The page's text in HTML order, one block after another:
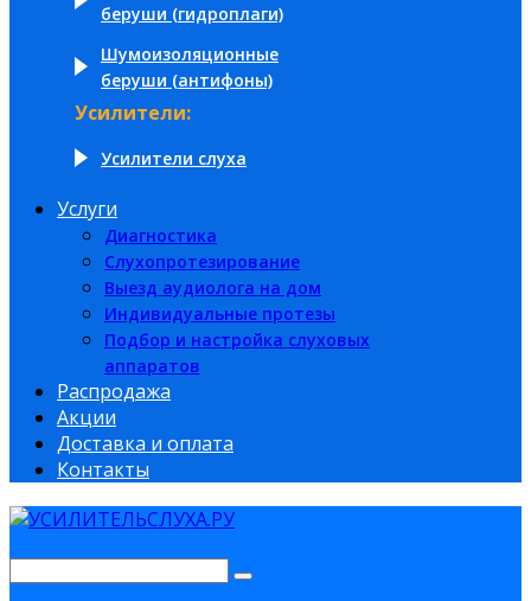
беруши (гидроплаги)
Шумоизоляционные
беруши (антифоны)
Усилители:
Усилители слуха
Услуги
Диагностика
Слухопротезирование
Выезд аудиолога на дом
Индивидуальные протезы
Подбор и настройка слуховых
аппаратов
Распродажа
Акции
Доставка и оплата
Контакты